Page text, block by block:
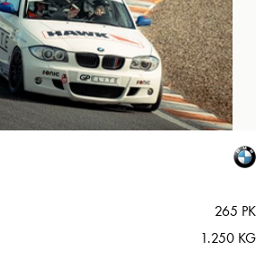
265 PK
1.250 KG